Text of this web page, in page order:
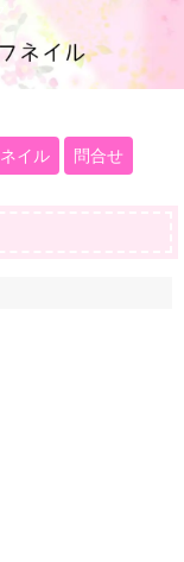
ネイル 問合せ